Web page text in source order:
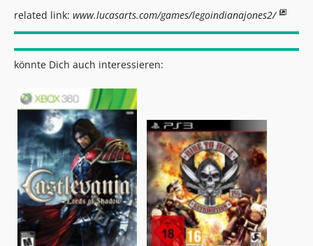
related link: www.lucasarts.com/games/legoindianajones2/
könnte Dich auch interessieren: